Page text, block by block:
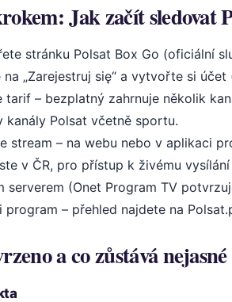
Jak začít sledovat
stránku Polsat Box Go (oficiální
na „Zarejestruj się“ a vytvořte si účet
tarif – bezplatný zahrnuje několik
kanály Polsat včetně sportu.
stream – na webu nebo v aplikaci
v ČR, pro přístup k živému
serverem (Onet Program TV
program – přehled najdete na
a co zůstává nejasné